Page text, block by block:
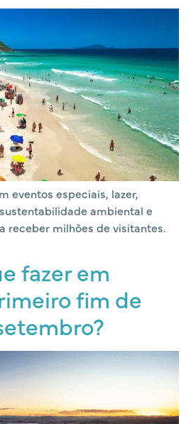
eventos especiais, lazer,
ambiental e
receber milhões de visitantes.
fazer em
fim de